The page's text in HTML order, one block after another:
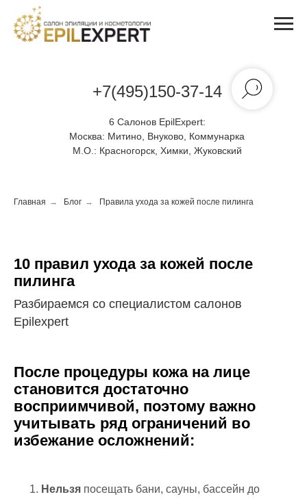
+7(495)150-37-14
6 Салонов EpilExpert:
Москва: Митино, Внуково, Коммунарка
М.О.: Красногорск, Химки, Жуковский
Главная → Блог → Правила ухода за кожей после пилинга
10 правил ухода за кожей после
пилинга
Разбираемся со специалистом салонов
Epilexpert
После процедуры кожа на лице
становится достаточно
восприимчивой, поэтому важно
учитывать ряд ограничений во
избежание осложнений:
Нельзя посещать бани, сауны, бассейн до